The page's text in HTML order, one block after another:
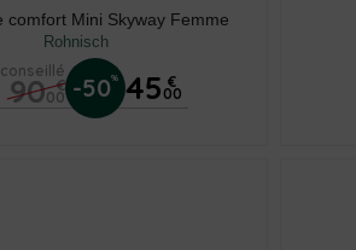
comfort Mini Skyway Femme
Rohnisch
90 €
00 -50% 45 €
00